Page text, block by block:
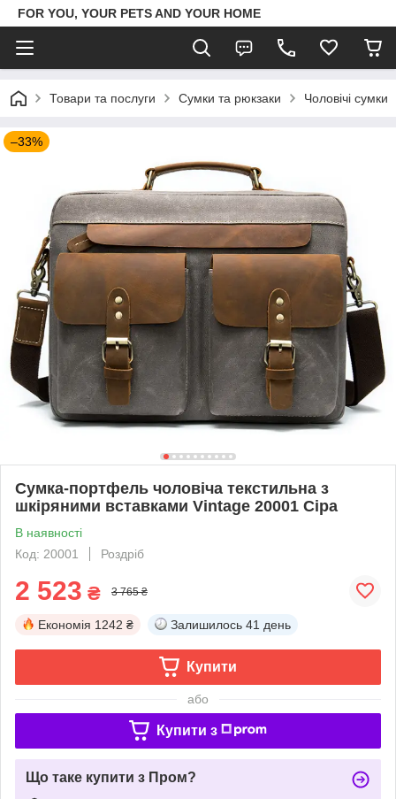
FOR YOU, YOUR PETS AND YOUR HOME
Товари та послуги Сумки та рюкзаки Чоловічі сумки
–33%
Сумка-портфель чоловіча текстильна з
шкіряними вставками Vintage 20001 Сіра
В наявності
Код: 20001
Роздріб
2 523 ₴ 3 765 ₴
Економія 1242 ₴ Залишилось 41 день
Купити
або
Купити з
Що таке купити з Пром?